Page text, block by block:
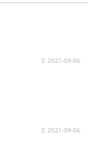
2021-09-06
2021-09-06